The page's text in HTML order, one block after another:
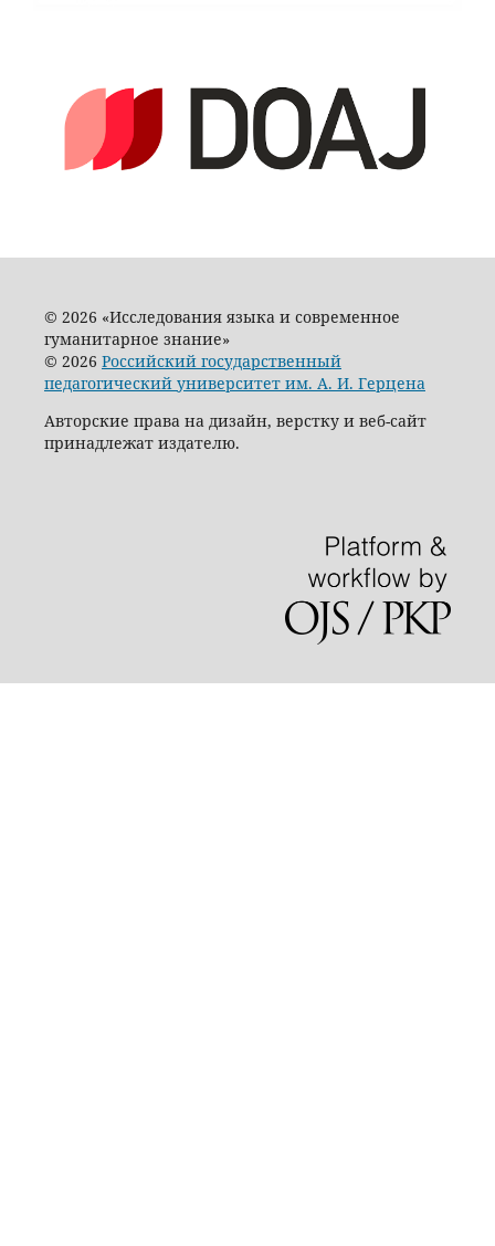
© 2026 «Исследования языка и современное
гуманитарное знание»
© 2026 Российский государственный
педагогический университет им. А. И. Герцена
Авторские права на дизайн, верстку и веб-сайт
принадлежат издателю.